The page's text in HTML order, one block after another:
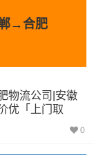
7.6×2.4×2.8
17.5×3×2.8
→合肥
物流公司|安徽
优「上门取
0